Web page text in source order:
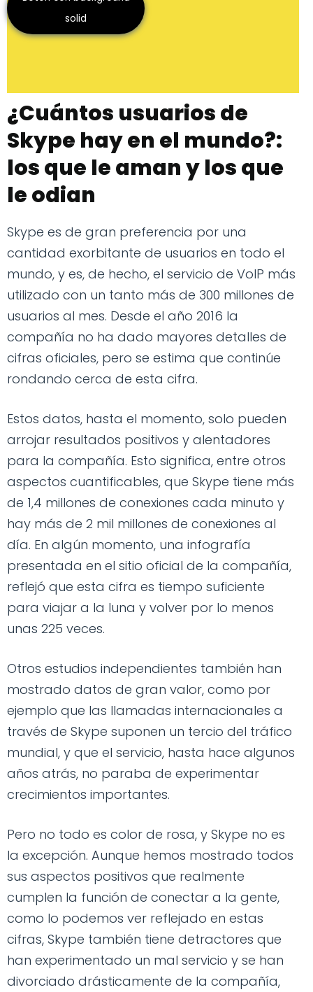
solid
¿Cuántos usuarios de
Skype hay en el mundo?:
los que le aman y los que
le odian
Skype es de gran preferencia por una
cantidad exorbitante de usuarios en todo el
mundo, y es, de hecho, el servicio de VoIP más
utilizado con un tanto más de 300 millones de
usuarios al mes. Desde el año 2016 la
compañía no ha dado mayores detalles de
cifras oficiales, pero se estima que continúe
rondando cerca de esta cifra.
Estos datos, hasta el momento, solo pueden
arrojar resultados positivos y alentadores
para la compañía. Esto significa, entre otros
aspectos cuantificables, que Skype tiene más
de 1,4 millones de conexiones cada minuto y
hay más de 2 mil millones de conexiones al
día. En algún momento, una infografía
presentada en el sitio oficial de la compañía,
reflejó que esta cifra es tiempo suficiente
para viajar a la luna y volver por lo menos
unas 225 veces.
Otros estudios independientes también han
mostrado datos de gran valor, como por
ejemplo que las llamadas internacionales a
través de Skype suponen un tercio del tráfico
mundial, y que el servicio, hasta hace algunos
años atrás, no paraba de experimentar
crecimientos importantes.
Pero no todo es color de rosa, y Skype no es
la excepción. Aunque hemos mostrado todos
sus aspectos positivos que realmente
cumplen la función de conectar a la gente,
como lo podemos ver reflejado en estas
cifras, Skype también tiene detractores que
han experimentado un mal servicio y se han
divorciado drásticamente de la compañía,